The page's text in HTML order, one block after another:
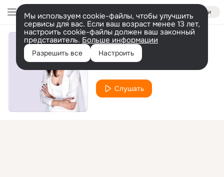
Войти
Мы используем cookie-файлы, чтобы улучшить
сервисы для вас. Если ваш возраст менее 13 лет,
настроить cookie-файлы должен ваш законный
представитель. Больше информации
Разрешить все Настроить
Нежность
Слушать